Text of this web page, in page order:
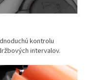
kontrolu
intervalov.